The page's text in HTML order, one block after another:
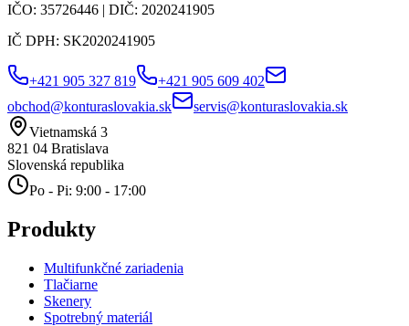
IČO: 35726446 | DIČ: 2020241905
IČ DPH: SK2020241905
+421 905 327 819
+421 905 609 402
obchod@konturaslovakia.sk
servis@konturaslovakia.sk
Vietnamská 3
821 04 Bratislava
Slovenská republika
Po - Pi: 9:00 - 17:00
Produkty
Multifunkčné zariadenia
Tlačiarne
Skenery
Spotrebný materiál